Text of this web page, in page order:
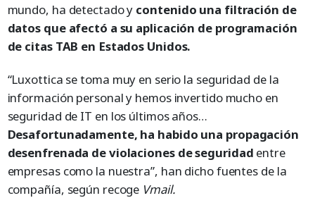
mundo, ha detectado y contenido una filtración de
datos que afectó a su aplicación de programación
de citas TAB en Estados Unidos.
“Luxottica se toma muy en serio la seguridad de la
información personal y hemos invertido mucho en
seguridad de IT en los últimos años…
Desafortunadamente, ha habido una propagación
desenfrenada de violaciones de seguridad entre
empresas como la nuestra”, han dicho fuentes de la
compañía, según recoge Vmail.